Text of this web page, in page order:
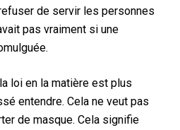
de servir les personnes
pas vraiment si une
la loi en la matière est plus
entendre. Cela ne veut pas
de masque. Cela signifie